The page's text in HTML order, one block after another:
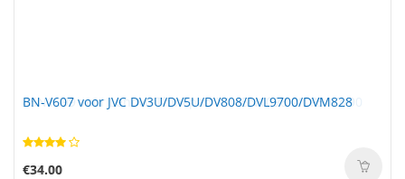
BN-V607 voor JVC DV3U/DV5U/DV808/DVL9700/DVM828
€34.00